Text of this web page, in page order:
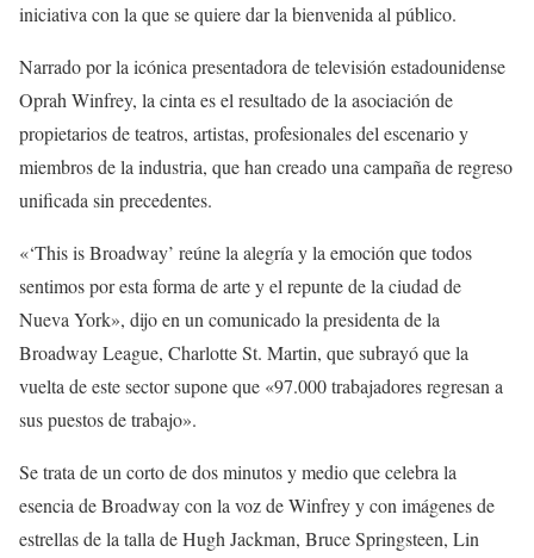
iniciativa con la que se quiere dar la bienvenida al público.
Narrado por la icónica presentadora de televisión estadounidense
Oprah Winfrey, la cinta es el resultado de la asociación de
propietarios de teatros, artistas, profesionales del escenario y
miembros de la industria, que han creado una campaña de regreso
unificada sin precedentes.
«‘This is Broadway’ reúne la alegría y la emoción que todos
sentimos por esta forma de arte y el repunte de la ciudad de
Nueva York», dijo en un comunicado la presidenta de la
Broadway League, Charlotte St. Martin, que subrayó que la
vuelta de este sector supone que «97.000 trabajadores regresan a
sus puestos de trabajo».
Se trata de un corto de dos minutos y medio que celebra la
esencia de Broadway con la voz de Winfrey y con imágenes de
estrellas de la talla de Hugh Jackman, Bruce Springsteen, Lin